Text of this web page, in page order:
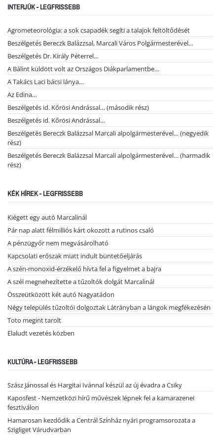
INTERJÚK - LEGFRISSEBB
Agrometeorológia: a sok csapadék segíti a talajok feltöltődését
Beszélgetés Bereczk Balázzsal, Marcali Város Polgármesterével…
Beszélgetés Dr. Király Péterrel…
A Bálint küldött volt az Országos Diákparlamentbe…
A Takács Laci bácsi lánya…
Az Edina…
Beszélgetés id. Kőrösi Andrással… (második rész)
Beszélgetés id. Kőrösi Andrással…
Beszélgetés Bereczk Balázzsal Marcali alpolgármesterével… (negyedik
rész)
Beszélgetés Bereczk Balázzsal Marcali alpolgármesterével… (harmadik
rész)
KÉK HÍREK - LEGFRISSEBB
Kiégett egy autó Marcalinál
Pár nap alatt félmilliós kárt okozott a rutinos csaló
A pénzügyőr nem megvásárolható
Kapcsolati erőszak miatt indult büntetőeljárás
A szén-monoxid-érzékelő hívta fel a figyelmet a bajra
A szél megnehezítette a tűzoltók dolgát Marcalinál
Összeütközött két autó Nagyatádon
Négy település tűzoltói dolgoztak Látrányban a lángok megfékezésén
Toto megint tarolt
Elaludt vezetés közben
KULTÚRA - LEGFRISSEBB
Szász Jánossal és Hargitai Ivánnal készül az új évadra a Csiky
Kaposfest - Nemzetközi hírű művészek lépnek fel a kamarazenei
fesztiválon
Hamarosan kezdődik a Centrál Színház nyári programsorozata a
Szigliget Várudvarban